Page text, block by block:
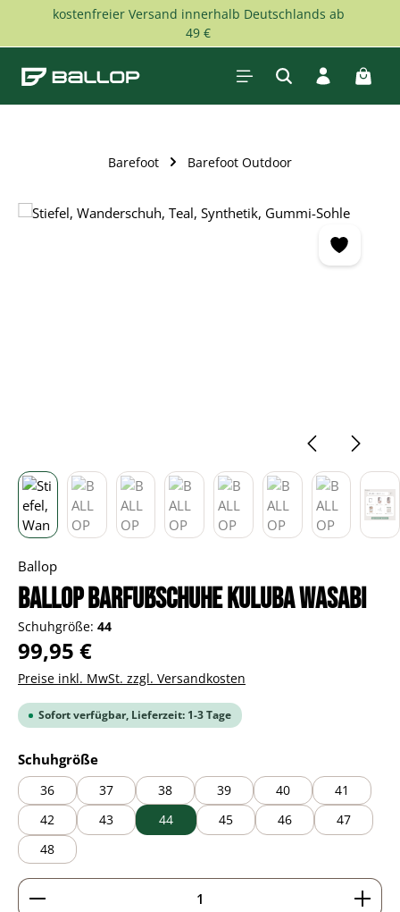
Zum Hauptinhalt springen
kostenfreier Versand innerhalb Deutschlands ab
49 €
Barefoot Barefoot Outdoor
Bildergalerie überspringen
Ballop
BALLOP Barfußschuhe Kuluba wasabi
Schuhgröße: 44
Regulärer Preis:
99,95 €
Preise inkl. MwSt. zzgl. Versandkosten
Sofort verfügbar, Lieferzeit: 1-3 Tage
Schuhgrößeauswählen
36 37 38 39 40
41
42
43 44 45 46
47
48
Produkt Anzahl: Gib den gewünschten Wert ein